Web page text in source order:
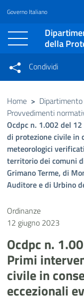
Vai al contenuto
Raggiungi il piè di pagina
Governo Italiano
della
Condividi
Condividi sui social
Home > Dipartimento
Provvedimenti
Ocdpc n. 1.002 del
di protezione civile in
meteorologici
territorio dei comuni
Grimano Terme, di
Auditore e di Urbino
Ordinanze
12 giugno 2023
Ocdpc n.
Primi
civile in
eccezionali